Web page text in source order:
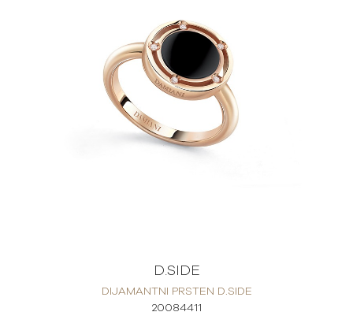
D.SIDE
DIJAMANTNI PRSTEN D.SIDE
20084411